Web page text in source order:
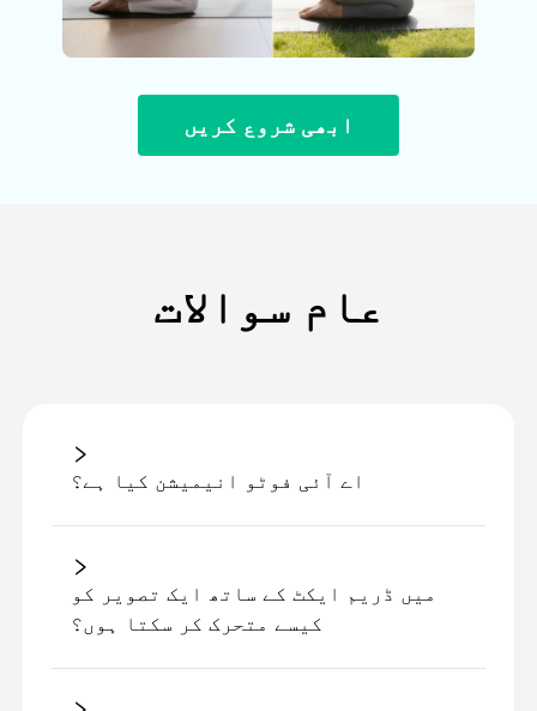
ابھی شروع کریں
عام سوالات
اے آئی فوٹو انیمیشن کیا ہے؟
میں ڈریم ایکٹ کے ساتھ ایک تصویر کو
کیسے متحرک کر سکتا ہوں؟